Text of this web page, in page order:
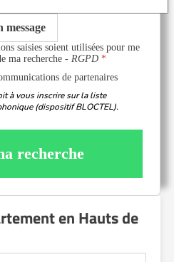
message
saisies soient utilisées pour me
ma recherche -RGPD
de partenaires
à vous inscrire sur la liste
(dispositif BLOCTEL).
recherche
en Hauts de